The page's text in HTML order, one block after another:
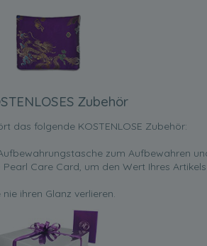
Zubehör
das folgende KOSTENLOSE Zubehör:
zum Aufbewahren
Pearl Care Card, um den Wert Ihres Artikels
ihren Glanz verlieren.